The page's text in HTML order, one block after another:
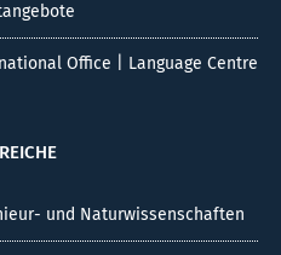
Office | Language Centre
und Naturwissenschaften